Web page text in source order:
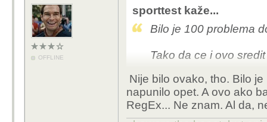
OFFLINE
sporttest kaže...
Bilo je 100 problema
Tako da ce i ovo sredit
Nije bilo ovako, tho. Bilo
napunilo opet. A ovo ako
RegEx... Ne znam. Al da,